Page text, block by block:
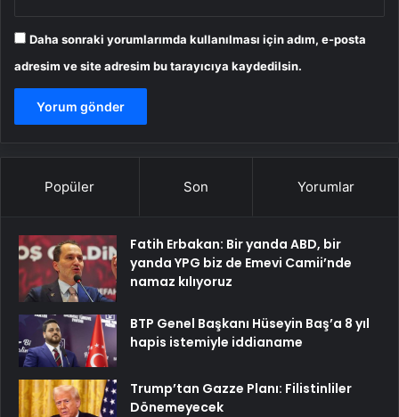
Daha sonraki yorumlarımda kullanılması için adım, e-posta
adresim ve site adresim bu tarayıcıya kaydedilsin.
Popüler Son Yorumlar
Fatih Erbakan: Bir yanda ABD, bir
yanda YPG biz de Emevi Camii’nde
namaz kılıyoruz
BTP Genel Başkanı Hüseyin Baş’a 8 yıl
hapis istemiyle iddianame
Trump’tan Gazze Planı: Filistinliler
Dönemeyecek